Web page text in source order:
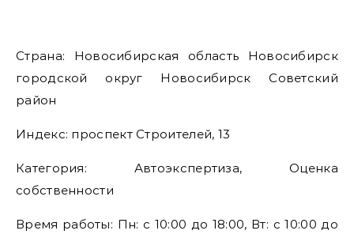
Страна: Новосибирская область Новосибирск
городской округ Новосибирск Советский
район
Индекс: проспект Строителей, 13
Категория: Автоэкспертиза, Оценка
собственности
Время работы: Пн: с 10:00 до 18:00, Вт: с 10:00 до